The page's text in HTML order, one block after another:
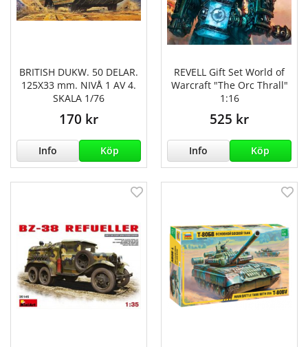
BRITISH DUKW. 50 DELAR.
125X33 mm. NIVÅ 1 AV 4.
SKALA 1/76
170 kr
Info Köp
REVELL Gift Set World of
Warcraft "The Orc Thrall"
1:16
525 kr
Info Köp